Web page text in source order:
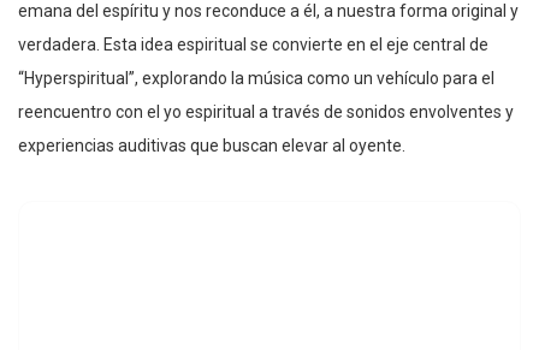
emana del espíritu y nos reconduce a él, a nuestra forma original y
verdadera. Esta idea espiritual se convierte en el eje central de
“Hyperspiritual”, explorando la música como un vehículo para el
reencuentro con el yo espiritual a través de sonidos envolventes y
experiencias auditivas que buscan elevar al oyente.